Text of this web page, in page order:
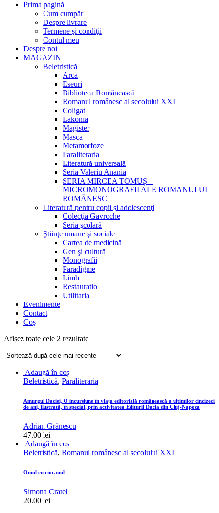
Prima pagină
Cum cumpăr
Despre livrare
Termene şi condiţii
Contul meu
Despre noi
MAGAZIN
Beletristică
Arca
Eseuri
Biblioteca Românească
Romanul românesc al secolului XXI
Coligat
Lakonia
Magister
Masca
Metamorfoze
Paraliteraria
Literatură universală
Seria Valeriu Anania
SERIA MIRCEA TOMUȘ –
MICROMONOGRAFII ALE ROMANULUI
ROMÂNESC
Literatură pentru copii şi adolescenţi
Colecţia Gavroche
Seria şcolară
Ştiinţe umane şi sociale
Cartea de medicină
Gen şi cultură
Monografii
Paradigme
Limb
Restauratio
Utilitaria
Evenimente
Contact
Coș
Afișez toate cele 2 rezultateSortat
cele
Adaugă în coș
Beletristică, Paraliteraria
Amurgul Daciei, O incursiune în viața editorială românească a ultimilor cincizeci
de ani, ilustrată, în special, prin activitatea Editurii Dacia din Cluj-Napoca
Adrian Grănescu
47.00 lei
Adaugă în coș
Beletristică, Romanul românesc al secolului XXI
Omul cu ciocanul
Simona Cratel
20.00 lei